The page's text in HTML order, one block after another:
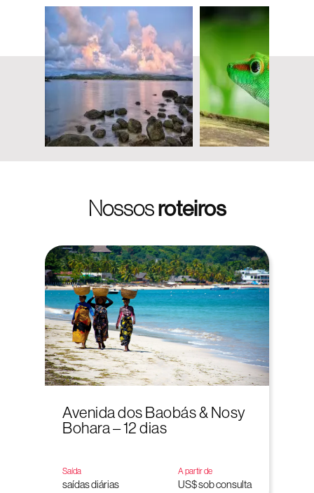
Nossosroteiros
Avenida dos Baobás & Nosy
Bohara – 12 dias
Saída
saídas diárias
A partir de
US$ sob consulta